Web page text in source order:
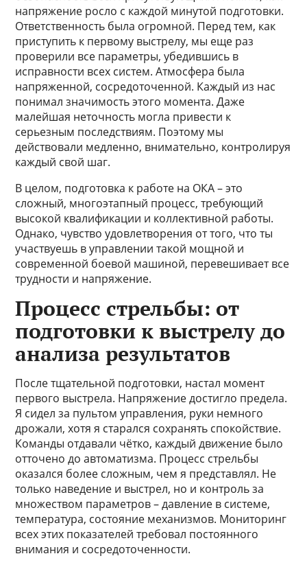
напряжение росло с каждой минутой подготовки.
Ответственность была огромной. Перед тем, как
приступить к первому выстрелу, мы еще раз
проверили все параметры, убедившись в
исправности всех систем. Атмосфера была
напряженной, сосредоточенной. Каждый из нас
понимал значимость этого момента. Даже
малейшая неточность могла привести к
серьезным последствиям. Поэтому мы
действовали медленно, внимательно, контролируя
каждый свой шаг.
В целом, подготовка к работе на ОКА – это
сложный, многоэтапный процесс, требующий
высокой квалификации и коллективной работы.
Однако, чувство удовлетворения от того, что ты
участвуешь в управлении такой мощной и
современной боевой машиной, перевешивает все
трудности и напряжение.
Процесс стрельбы: от
подготовки к выстрелу до
анализа результатов
После тщательной подготовки, настал момент
первого выстрела. Напряжение достигло предела.
Я сидел за пультом управления, руки немного
дрожали, хотя я старался сохранять спокойствие.
Команды отдавали чётко, каждый движение было
отточено до автоматизма. Процесс стрельбы
оказался более сложным, чем я представлял. Не
только наведение и выстрел, но и контроль за
множеством параметров – давление в системе,
температура, состояние механизмов. Мониторинг
всех этих показателей требовал постоянного
внимания и сосредоточенности.